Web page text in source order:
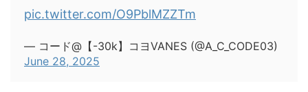
pic.twitter.com/O9PblMZZTm
— コード@【-30k】コヨVANES (@A_C_CODE03)
June 28, 2025